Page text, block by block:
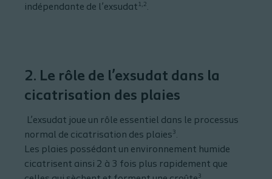
indépendante de l’exsudat 1,2.
2. Le rôle de l’exsudat dans la
cicatrisation des plaies
L’exsudat joue un rôle essentiel dans le processus
normal de cicatrisation des plaies3.
Les plaies possédant un environnement humide
cicatrisent ainsi 2 à 3 fois plus rapidement que
3